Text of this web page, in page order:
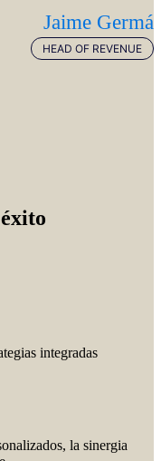
Jaime Germá
HEAD OF REVENUE
integradas
la sinergia